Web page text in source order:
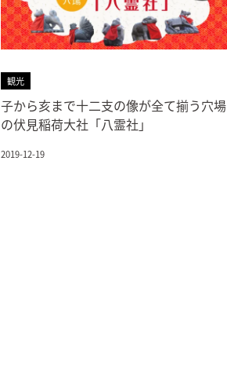
観光
子から亥まで十二支の像が全て揃う穴場
の伏見稲荷大社「八霊社」
2019-12-19